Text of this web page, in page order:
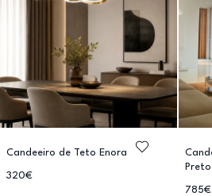
Candeeiro de Teto Enora
320€
785€